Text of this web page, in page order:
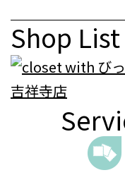
Shop List
吉祥寺店